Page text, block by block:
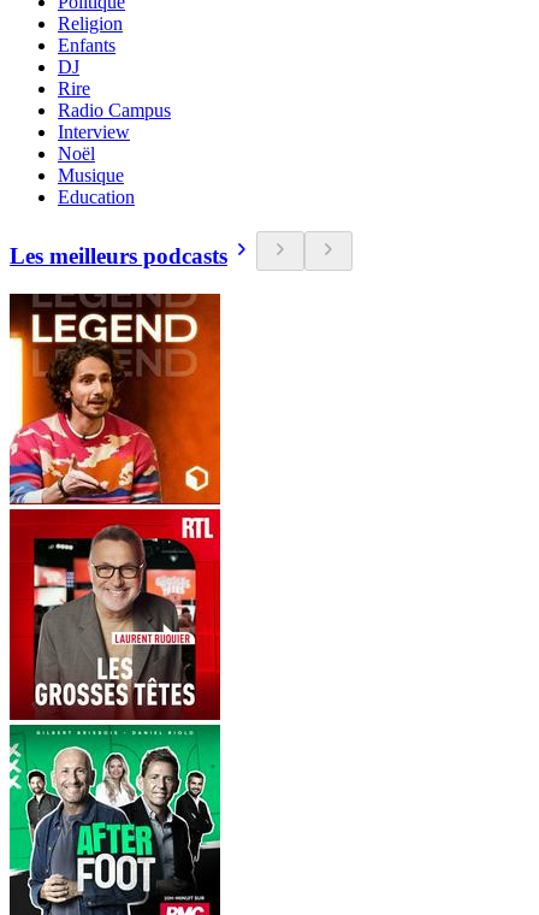
Religion
Enfants
DJ
Rire
Radio Campus
Interview
Noël
Musique
Education
Les meilleurs podcasts